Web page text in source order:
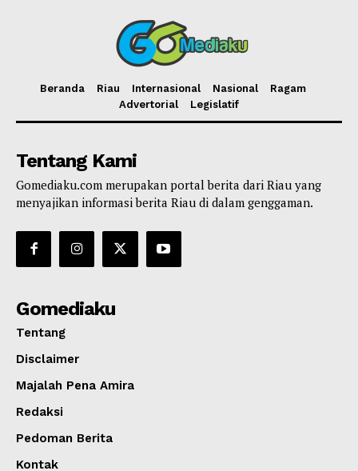
Beranda Riau Internasional Nasional
Ragam
Advertorial
Legislatif
Tentang Kami
Gomediaku.com merupakan portal berita dari Riau yang
menyajikan informasi berita Riau di dalam genggaman.
Gomediaku
Tentang
Disclaimer
Majalah Pena Amira
Redaksi
Pedoman Berita
Kontak